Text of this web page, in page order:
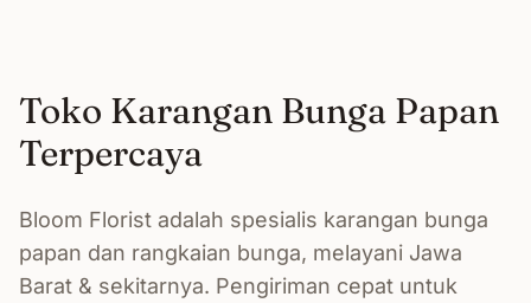
Toko Karangan Bunga Papan
Terpercaya
Bloom Florist adalah spesialis karangan bunga
papan dan rangkaian bunga, melayani Jawa
Barat & sekitarnya. Pengiriman cepat untuk